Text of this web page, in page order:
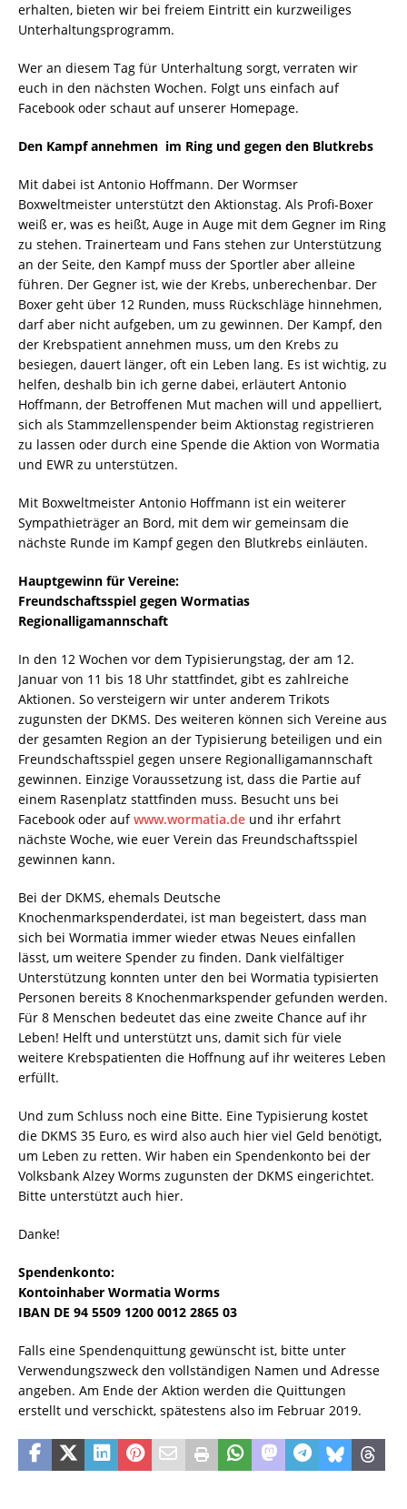
erhalten, bieten wir bei freiem Eintritt ein kurzweiliges
Unterhaltungsprogramm.
Wer an diesem Tag für Unterhaltung sorgt, verraten wir
euch in den nächsten Wochen. Folgt uns einfach auf
Facebook oder schaut auf unserer Homepage.
Den Kampf annehmen  im Ring und gegen den Blutkrebs
Mit dabei ist Antonio Hoffmann. Der Wormser
Boxweltmeister unterstützt den Aktionstag. Als Profi-Boxer
weiß er, was es heißt, Auge in Auge mit dem Gegner im Ring
zu stehen. Trainerteam und Fans stehen zur Unterstützung
an der Seite, den Kampf muss der Sportler aber alleine
führen. Der Gegner ist, wie der Krebs, unberechenbar. Der
Boxer geht über 12 Runden, muss Rückschläge hinnehmen,
darf aber nicht aufgeben, um zu gewinnen. Der Kampf, den
der Krebspatient annehmen muss, um den Krebs zu
besiegen, dauert länger, oft ein Leben lang. Es ist wichtig, zu
helfen, deshalb bin ich gerne dabei, erläutert Antonio
Hoffmann, der Betroffenen Mut machen will und appelliert,
sich als Stammzellenspender beim Aktionstag registrieren
zu lassen oder durch eine Spende die Aktion von Wormatia
und EWR zu unterstützen.
Mit Boxweltmeister Antonio Hoffmann ist ein weiterer
Sympathieträger an Bord, mit dem wir gemeinsam die
nächste Runde im Kampf gegen den Blutkrebs einläuten.
Hauptgewinn für Vereine:
Freundschaftsspiel gegen Wormatias
Regionalligamannschaft
In den 12 Wochen vor dem Typisierungstag, der am 12.
Januar von 11 bis 18 Uhr stattfindet, gibt es zahlreiche
Aktionen. So versteigern wir unter anderem Trikots
zugunsten der DKMS. Des weiteren können sich Vereine aus
der gesamten Region an der Typisierung beteiligen und ein
Freundschaftsspiel gegen unsere Regionalligamannschaft
gewinnen. Einzige Voraussetzung ist, dass die Partie auf
einem Rasenplatz stattfinden muss. Besucht uns bei
Facebook oder aufwww.wormatia.de und ihr erfahrt
nächste Woche, wie euer Verein das Freundschaftsspiel
gewinnen kann.
Bei der DKMS, ehemals Deutsche
Knochenmarkspenderdatei, ist man begeistert, dass man
sich bei Wormatia immer wieder etwas Neues einfallen
lässt, um weitere Spender zu finden. Dank vielfältiger
Unterstützung konnten unter den bei Wormatia typisierten
Personen bereits 8 Knochenmarkspender gefunden werden.
Für 8 Menschen bedeutet das eine zweite Chance auf ihr
Leben! Helft und unterstützt uns, damit sich für viele
weitere Krebspatienten die Hoffnung auf ihr weiteres Leben
erfüllt.
Und zum Schluss noch eine Bitte. Eine Typisierung kostet
die DKMS 35 Euro, es wird also auch hier viel Geld benötigt,
um Leben zu retten. Wir haben ein Spendenkonto bei der
Volksbank Alzey Worms zugunsten der DKMS eingerichtet.
Bitte unterstützt auch hier.
Danke!
Spendenkonto:
Kontoinhaber Wormatia Worms
IBAN DE 94 5509 1200 0012 2865 03
Falls eine Spendenquittung gewünscht ist, bitte unter
Verwendungszweck den vollständigen Namen und Adresse
angeben. Am Ende der Aktion werden die Quittungen
erstellt und verschickt, spätestens also im Februar 2019.